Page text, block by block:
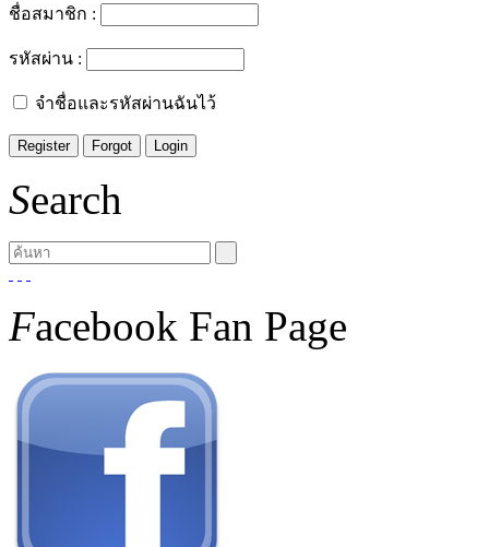
ชื่อสมาชิก :
รหัสผ่าน :
จำชื่อและรหัสผ่านฉันไว้
Search
Facebook Fan Page